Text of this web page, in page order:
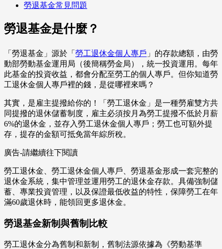
勞退基金常見問題
勞退基金是什麼？
「勞退基金」源於「 勞工退休金個人專戶 」的存款總額，由勞
動部勞動基金運用局（後簡稱勞金局），統一投資運用。每年
此基金的投資收益，都會分配至勞工的個人專戶。但你知道勞
工退休金個人專戶裡的錢，是從哪裡來嗎？
其實，是雇主提撥給你的！「勞工退休金」是一種勞雇雙方共
同提撥的退休儲蓄制度，雇主必須按月為勞工提撥不低於月薪
6%的退休金，並存入勞工退休金個人專戶；勞工也可額外提
存，提存的金額可抵免當年綜所稅。
廣告-請繼續往下閱讀
勞工退休金、勞工退休金個人專戶、勞退基金形成一套完整的
退休金系統，集中管理並運用勞工的退休金存款。具備強制儲
蓄、專業投資管理，以及保證最低收益的特性，保障勞工在年
滿60歲退休時，能領回更多退休金。
勞退基金新制與舊制比較
勞工退休金分為舊制和新制，舊制法源依據為《勞動基準